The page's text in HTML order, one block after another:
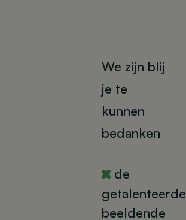
We zijn blij
je te
kunnen
bedanken
Yde
getalenteerde
beeldende